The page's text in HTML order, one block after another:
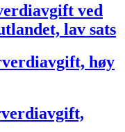
ved
lav sats
høy